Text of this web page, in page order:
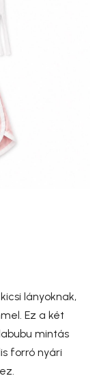
lányoknak,
Ez a két
mintás
forró nyári